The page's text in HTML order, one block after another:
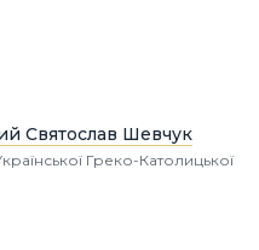
Святослав Шевчук
Греко-Католицької